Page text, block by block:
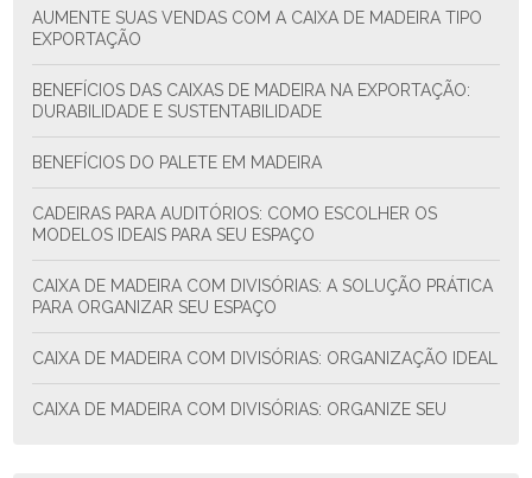
AUMENTE SUAS VENDAS COM A CAIXA DE MADEIRA TIPO
EXPORTAÇÃO
BENEFÍCIOS DAS CAIXAS DE MADEIRA NA EXPORTAÇÃO:
DURABILIDADE E SUSTENTABILIDADE
BENEFÍCIOS DO PALETE EM MADEIRA
CADEIRAS PARA AUDITÓRIOS: COMO ESCOLHER OS
MODELOS IDEAIS PARA SEU ESPAÇO
CAIXA DE MADEIRA COM DIVISÓRIAS: A SOLUÇÃO PRÁTICA
PARA ORGANIZAR SEU ESPAÇO
CAIXA DE MADEIRA COM DIVISÓRIAS: ORGANIZAÇÃO IDEAL
CAIXA DE MADEIRA COM DIVISÓRIAS: ORGANIZE SEU